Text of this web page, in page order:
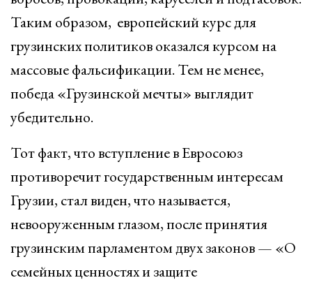
Таким образом, европейский курс для
грузинских политиков оказался курсом на
массовые фальсификации. Тем не менее,
победа «Грузинской мечты» выглядит
убедительно.
Тот факт, что вступление в Евросоюз
противоречит государственным интересам
Грузии, стал виден, что называется,
невооруженным глазом, после принятия
грузинским парламентом двух законов — «О
семейных ценностях и защите